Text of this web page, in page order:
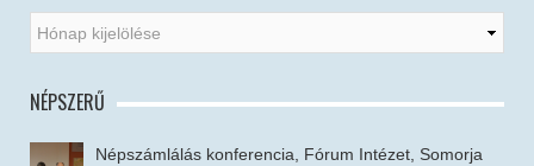
NÉPSZERŰ
Népszámlálás konferencia, Fórum Intézet, Somorja